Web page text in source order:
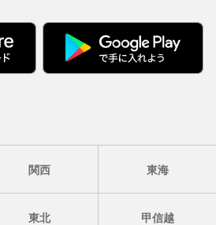
関西 東海
東北 甲信越